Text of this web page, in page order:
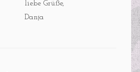
liebe Grüße,
Danja